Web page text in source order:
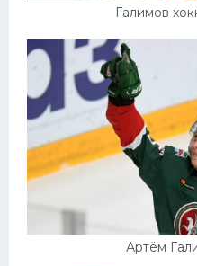
Галимов
Артём